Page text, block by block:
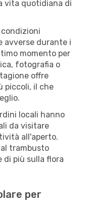
vita quotidiana di
avverse durante i
momento per
fotografia o
offre
piccoli, il che
locali hanno
da visitare
all'aperto.
trambusto
di più sulla flora
per